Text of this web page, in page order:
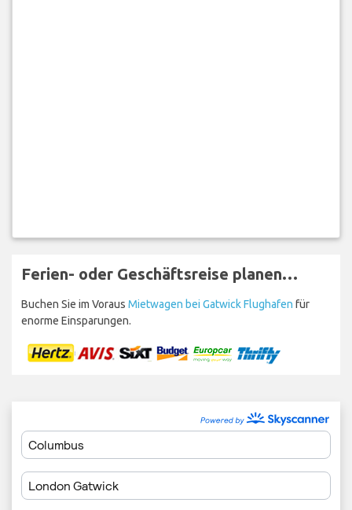
Ferien- oder Geschäftsreise planen…
Buchen Sie im Voraus Mietwagen bei Gatwick Flughafen für
enorme Einsparungen.